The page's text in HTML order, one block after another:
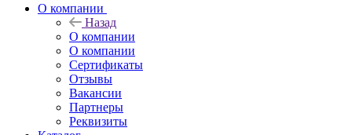
О компании
Назад
О компании
О компании
Сертификаты
Отзывы
Вакансии
Партнеры
Реквизиты